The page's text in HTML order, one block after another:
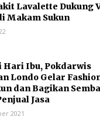
Lavalette Dukung
Makam Sukun
Hari Ibu, Pokdarwis
Londo Gelar
dan Bagikan
Jasa
2021